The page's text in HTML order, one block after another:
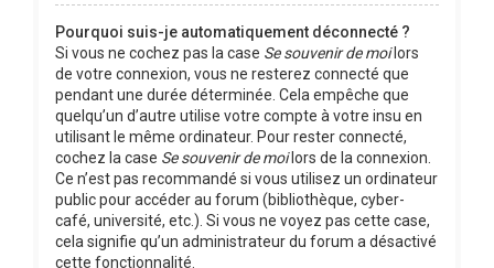
Pourquoi suis-je automatiquement déconnecté ?
Si vous ne cochez pas la case Se souvenir de moilors
de votre connexion, vous ne resterez connecté que
pendant une durée déterminée. Cela empêche que
quelqu’un d’autre utilise votre compte à votre insu en
utilisant le même ordinateur. Pour rester connecté,
cochez la case Se souvenir de moilors de la connexion.
Ce n’est pas recommandé si vous utilisez un ordinateur
public pour accéder au forum (bibliothèque, cyber-
café, université, etc.). Si vous ne voyez pas cette case,
cela signifie qu’un administrateur du forum a désactivé
cette fonctionnalité.